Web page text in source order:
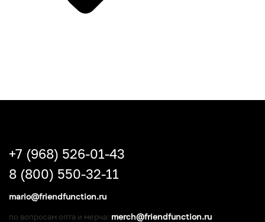
+7 (968) 526-01-43
8 (800) 550-32-11
mario@friendfunction.ru
по вопросам опта и мерча: merch@friendfunction.ru